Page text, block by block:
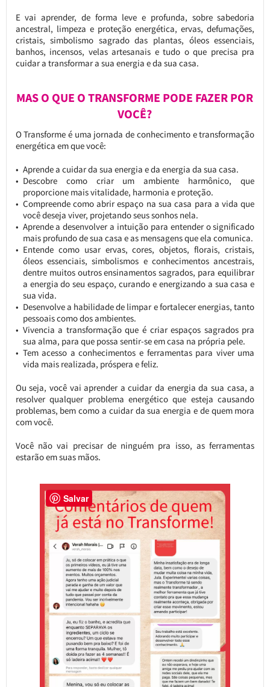
E vai aprender, de forma leve e profunda, sobre sabedoria
ancestral, limpeza e proteção energética, ervas, defumações,
cristais, simbolismo sagrado das plantas, óleos essenciais,
banhos, incensos, velas artesanais e tudo o que precisa pra
cuidar a transformar a sua energia e da sua casa.
MAS O QUE O TRANSFORME PODE FAZER POR
VOCÊ?
O Transforme é uma jornada de conhecimento e transformação
energética em que você:
Aprende a cuidar da sua energia e da energia da sua casa.
Descobre como criar um ambiente harmônico, que
proporcione mais vitalidade, harmonia e proteção.
Compreende como abrir espaço na sua casa para a vida que
você deseja viver, projetando seus sonhos nela.
Aprende a desenvolver a intuição para entender o significado
mais profundo de sua casa e as mensagens que ela comunica.
Entende como usar ervas, cores, objetos, florais, cristais,
óleos essenciais, simbolismos e conhecimentos ancestrais,
dentre muitos outros ensinamentos sagrados, para equilibrar
a energia do seu espaço, curando e energizando a sua casa e
sua vida.
Desenvolve a habilidade de limpar e fortalecer energias, tanto
pessoais como dos ambientes.
Vivencia a transformação que é criar espaços sagrados pra
sua alma, para que possa sentir-se em casa na própria pele.
Tem acesso a conhecimentos e ferramentas para viver uma
vida mais realizada, próspera e feliz.
Ou seja, você vai aprender a cuidar da energia da sua casa, a
resolver qualquer problema energético que esteja causando
problemas, bem como a cuidar da sua energia e de quem mora
com você.
Você não vai precisar de ninguém pra isso, as ferramentas
estarão em suas mãos.
Salvar